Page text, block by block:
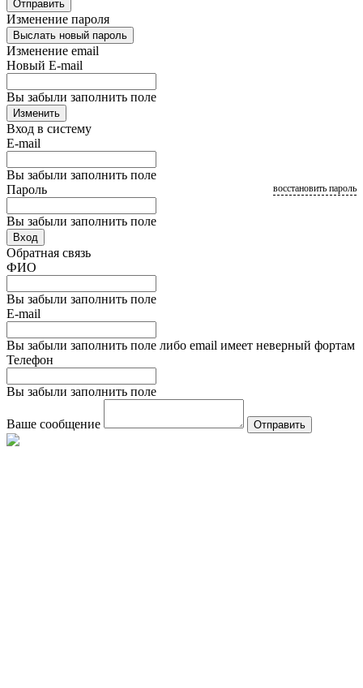
Отправить
Изменение пароля
Выслать новый пароль
Изменение email
Новый E-mail
Вы забыли заполнить поле
Изменить
Вход в систему
E-mail
Вы забыли заполнить поле
Пароль
Вы забыли заполнить поле
восстановить пароль
Вход
Обратная связь
ФИО
Вы забыли заполнить поле
E-mail
Вы забыли заполнить поле либо email имеет неверный фортам
Телефон
Вы забыли заполнить поле
Ваше сообщение Отправить